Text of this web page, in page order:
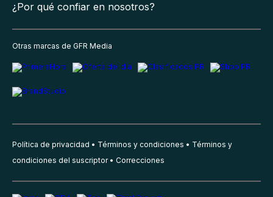
¿Por qué confiar en nosotros?
Otras marcas de GFR Media
Política de privacidad Términos y condiciones
Términos y
condiciones del suscriptor
Correcciones